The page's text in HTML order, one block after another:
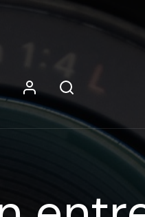
Contenidos,
usuario y contraseña